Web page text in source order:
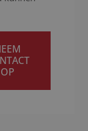
OP